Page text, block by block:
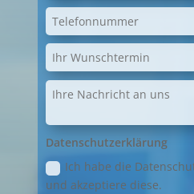
Datenschutzerklärung
Ich habe die
und akzeptiere diese.